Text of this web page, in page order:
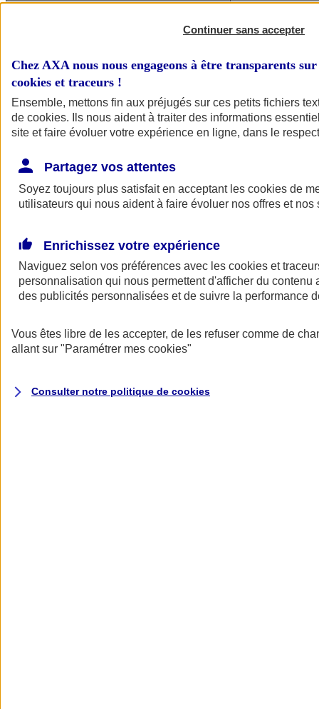
AXA Assurance
Continuer sans accepter
Chez AXA nous nous engageons à être transparents
cookies et traceurs !
Ensemble, mettons fin aux préjugés sur ces petits fichiers
de cookies. Ils nous aident à traiter des informations
site et faire évoluer votre expérience en ligne, dans le
Partagez vos attentes
Soyez toujours plus satisfait en acceptant les cookies de
utilisateurs qui nous aident à faire évoluer nos offres et nos
Enrichissez votre expérience
Naviguez selon vos préférences avec les cookies et
personnalisation qui nous permettent d'afficher du contenu
des publicités personnalisées et de suivre la performance
Vous êtes libre de les accepter, de les refuser comme de
allant sur "Paramétrer mes cookies"
Consulter notre politique de cookies